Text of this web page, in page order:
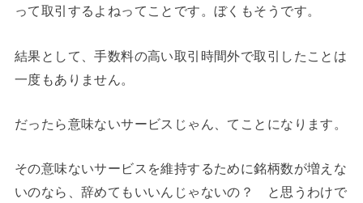
って取引するよねってことです。ぼくもそうです。
結果として、手数料の高い取引時間外で取引したことは
一度もありません。
だったら意味ないサービスじゃん、てことになります。
その意味ないサービスを維持するために銘柄数が増えな
いのなら、辞めてもいいんじゃないの？ と思うわけで